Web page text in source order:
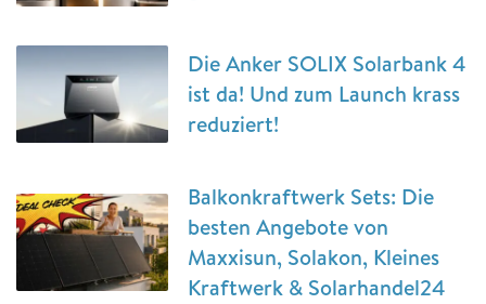
Die Anker SOLIX Solarbank 4
ist da! Und zum Launch krass
reduziert!
Balkonkraftwerk Sets: Die
besten Angebote von
Maxxisun, Solakon, Kleines
Kraftwerk & Solarhandel24